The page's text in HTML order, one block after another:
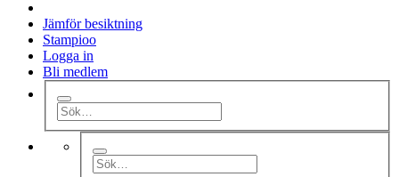
Jämför besiktning
Stampioo
Logga in
Bli medlem